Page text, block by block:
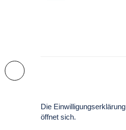
Die Einwilligungserklärung
öffnet sich.